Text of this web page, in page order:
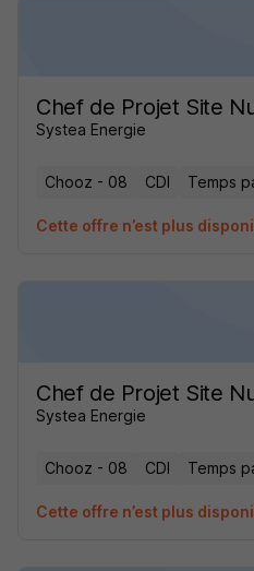
Chef de Projet Site
Systea Energie
Chooz - 08 CDI Temps
Cette offre n’est plus
Chef de Projet Site
Systea Energie
Chooz - 08 CDI Temps
Cette offre n’est plus